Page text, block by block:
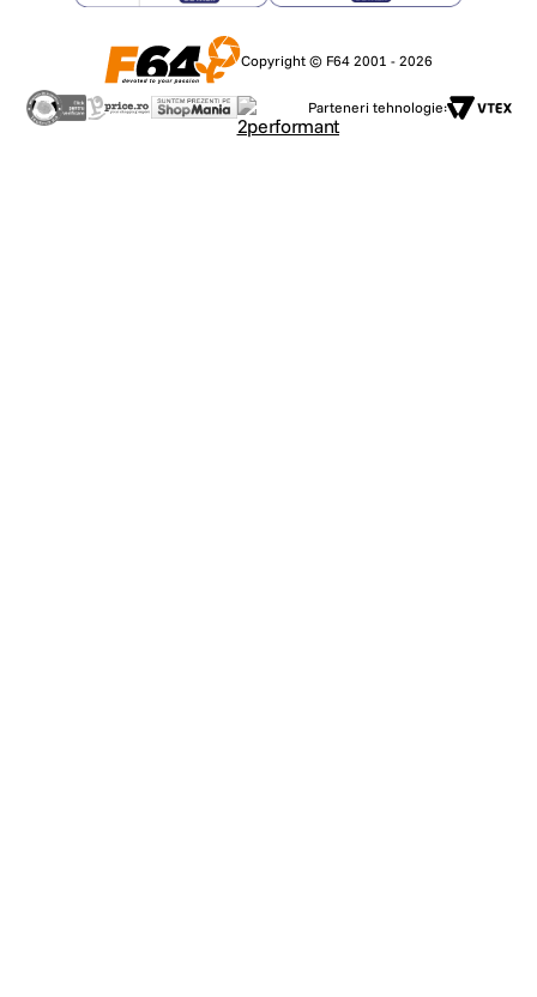
Copyright © F64 2001 - 2026
Parteneri tehnologie: